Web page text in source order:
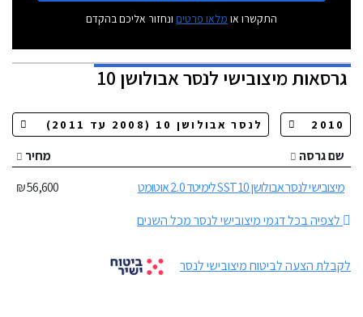
התקשרו או מלאו פרטים ונחזור אליכם בהקדם
גרסאותמיצובישי לנסר אבולושן 10
שם גרסה
מחיר
מיצובישי לנסר אבולושן 10 SST לימיטד 2.0 אוטומט
56,600 ₪
לצפיה בכל דגמי מיצובישי לנסר מכל השנים
לקבלת הצעה לביטוח מיצובישי לנסר